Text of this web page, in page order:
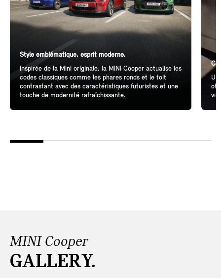
Style emblématique, esprit moderne.
Inspirée de la Mini originale, la MINI Cooper actualise les
codes classiques comme les phares ronds et le toit
contrastant avec des caractéristiques futuristes et une
touche de modernité rafraîchissante.
MINI Cooper
GALLERY.